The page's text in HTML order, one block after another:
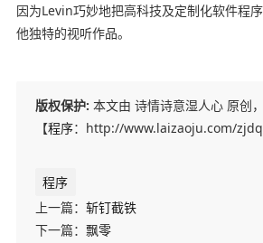
因为Levin巧妙地把高科技及定制化软件程
他独特的视听作品。
版权保护: 本文由 诗情诗意湿人心 原创
【程序：http://www.laizaoju.com/
程序
上一篇： 斩钉截铁
下一篇： 飘零